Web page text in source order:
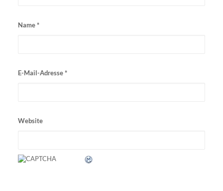
Name*
E-Mail-Adresse*
Website